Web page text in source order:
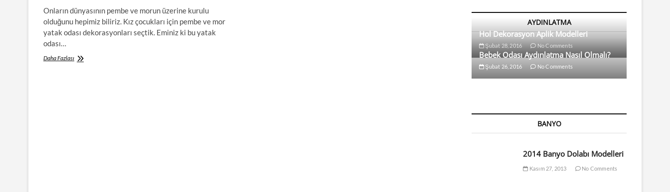
Onların dünyasının pembe ve morun üzerine kurulu
olduğunu hepimiz biliriz. Kız çocukları için pembe ve mor
yatak odası dekorasyonları seçtik. Eminiz ki bu yatak
odası…
Daha FazlasıKız
AYDINLATMA
Hol Dekorasyon Aplik Modelleri
Şubat 28, 2016 No Comments
Bebek Odası Aydınlatma Nasıl Olmalı?
Şubat 26, 2016 No Comments
BANYO
2014 Banyo Dolabı Modelleri
Kasım 27, 2013 No Comments